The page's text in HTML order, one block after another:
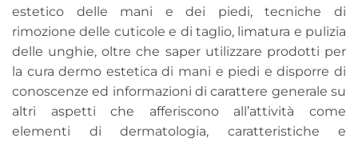
estetico delle mani e dei piedi, tecniche di
rimozione delle cuticole e di taglio, limatura e pulizia
delle unghie, oltre che saper utilizzare prodotti per
la cura dermo estetica di mani e piedi e disporre di
conoscenze ed informazioni di carattere generale su
altri aspetti che afferiscono all’attività come
elementi di dermatologia, caratteristiche e